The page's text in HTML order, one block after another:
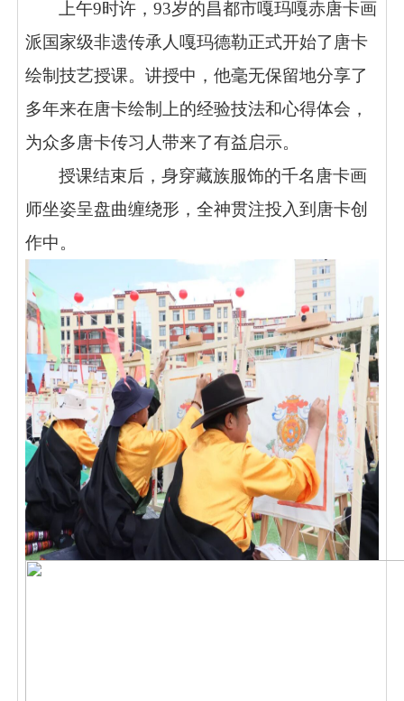
上午9时许，93岁的昌都市嘎玛嘎赤唐卡画
派国家级非遗传承人嘎玛德勒正式开始了唐卡
绘制技艺授课。讲授中，他毫无保留地分享了
多年来在唐卡绘制上的经验技法和心得体会，
为众多唐卡传习人带来了有益启示。
授课结束后，身穿藏族服饰的千名唐卡画
师坐姿呈盘曲缠绕形，全神贯注投入到唐卡创
作中。